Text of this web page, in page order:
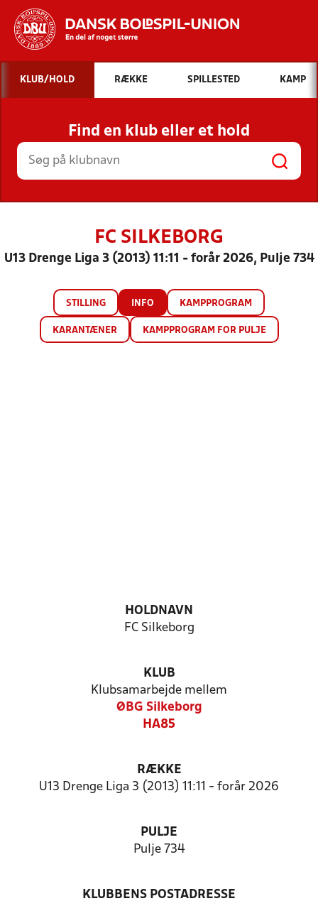
Hvad vil du søge efter?
INDHOLD OG NYHEDER
STILLINGER, RESULTATER, KLUBBER OG
HOLD
KLUB/HOLD RÆKKE SPILLESTED KAMP
Find en klub eller et hold
FC SILKEBORG
U13 Drenge Liga 3 (2013) 11:11 - forår 2026, Pulje 734
STILLING INFO KAMPPROGRAM
KARANTÆNER KAMPPROGRAM FOR PULJE
HOLDNAVN
FC Silkeborg
KLUB
Klubsamarbejde mellem
ØBG Silkeborg
HA85
RÆKKE
U13 Drenge Liga 3 (2013) 11:11 - forår 2026
PULJE
Pulje 734
KLUBBENS POSTADRESSE